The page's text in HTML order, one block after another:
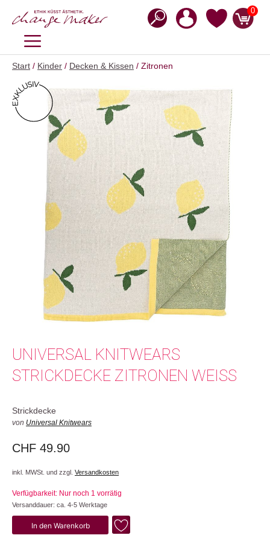
Inhalt
0
MENÜ
Start / Kinder / Decken & Kissen / Zitronen
UNIVERSAL KNITWEARS
STRICKDECKE ZITRONEN WEISS
Strickdecke
von Universal Knitwears
CHF 49.90
inkl. MWSt. und zzgl. Versandkosten
Verfügbarkeit: Nur noch 1 vorrätig
Versanddauer: ca. 4-5 Werktage
Zitronen
Menge
In den Warenkorb